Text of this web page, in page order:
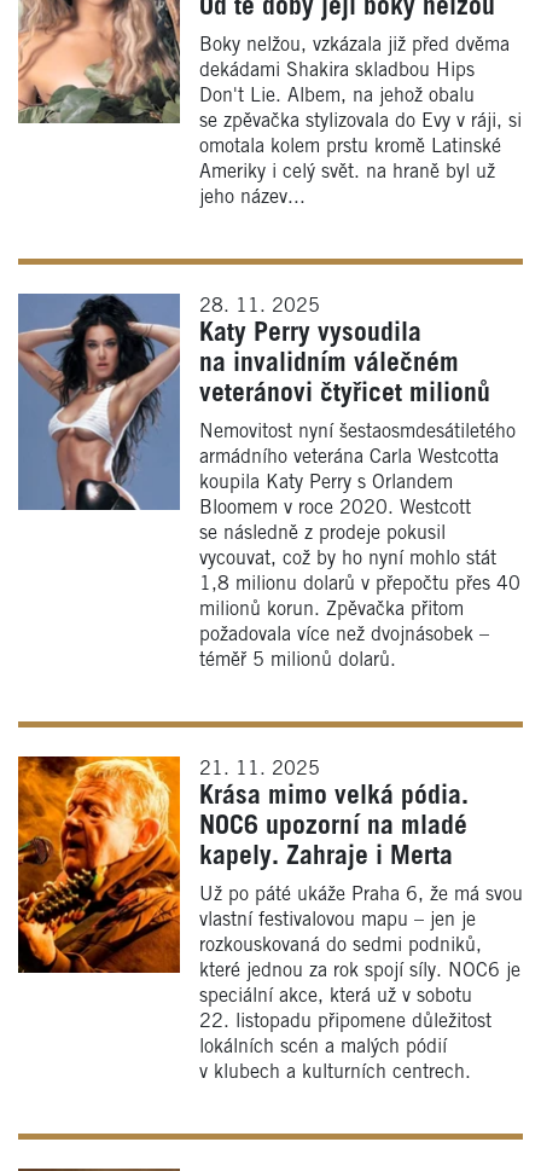
Od té doby její boky nelžou
Boky nelžou, vzkázala již před dvěma
dekádami Shakira skladbou Hips
Don't Lie. Albem, na jehož obalu
se zpěvačka stylizovala do Evy v ráji, si
omotala kolem prstu kromě Latinské
Ameriky i celý svět. na hraně byl už
jeho název...
28. 11. 2025
Katy Perry vysoudila
na invalidním válečném
veteránovi čtyřicet milionů
Nemovitost nyní šestaosmdesátiletého
armádního veterána Carla Westcotta
koupila Katy Perry s Orlandem
Bloomem v roce 2020. Westcott
se následně z prodeje pokusil
vycouvat, což by ho nyní mohlo stát
1,8 milionu dolarů v přepočtu přes 40
milionů korun. Zpěvačka přitom
požadovala více než dvojnásobek –
téměř 5 milionů dolarů.
21. 11. 2025
Krása mimo velká pódia.
NOC6 upozorní na mladé
kapely. Zahraje i Merta
Už po páté ukáže Praha 6, že má svou
vlastní festivalovou mapu – jen je
rozkouskovaná do sedmi podniků,
které jednou za rok spojí síly. NOC6 je
speciální akce, která už v sobotu
22. listopadu připomene důležitost
lokálních scén a malých pódií
v klubech a kulturních centrech.